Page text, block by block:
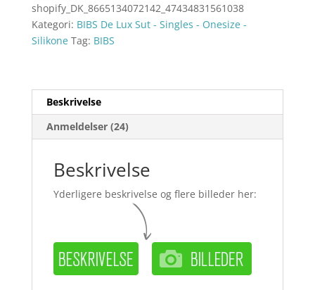
shopify_DK_8665134072142_47434831561038
Kategori: BIBS De Lux Sut - Singles - Onesize -
Silikone Tag: BIBS
Beskrivelse
Anmeldelser (24)
Beskrivelse
Yderligere beskrivelse og flere billeder her: